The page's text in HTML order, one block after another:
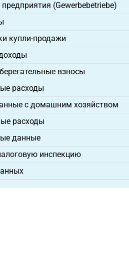
(Gewerbebetriebe)
купли-продажи
взносы
расходы
с домашним хозяйством
расходы
данные
инспекцию